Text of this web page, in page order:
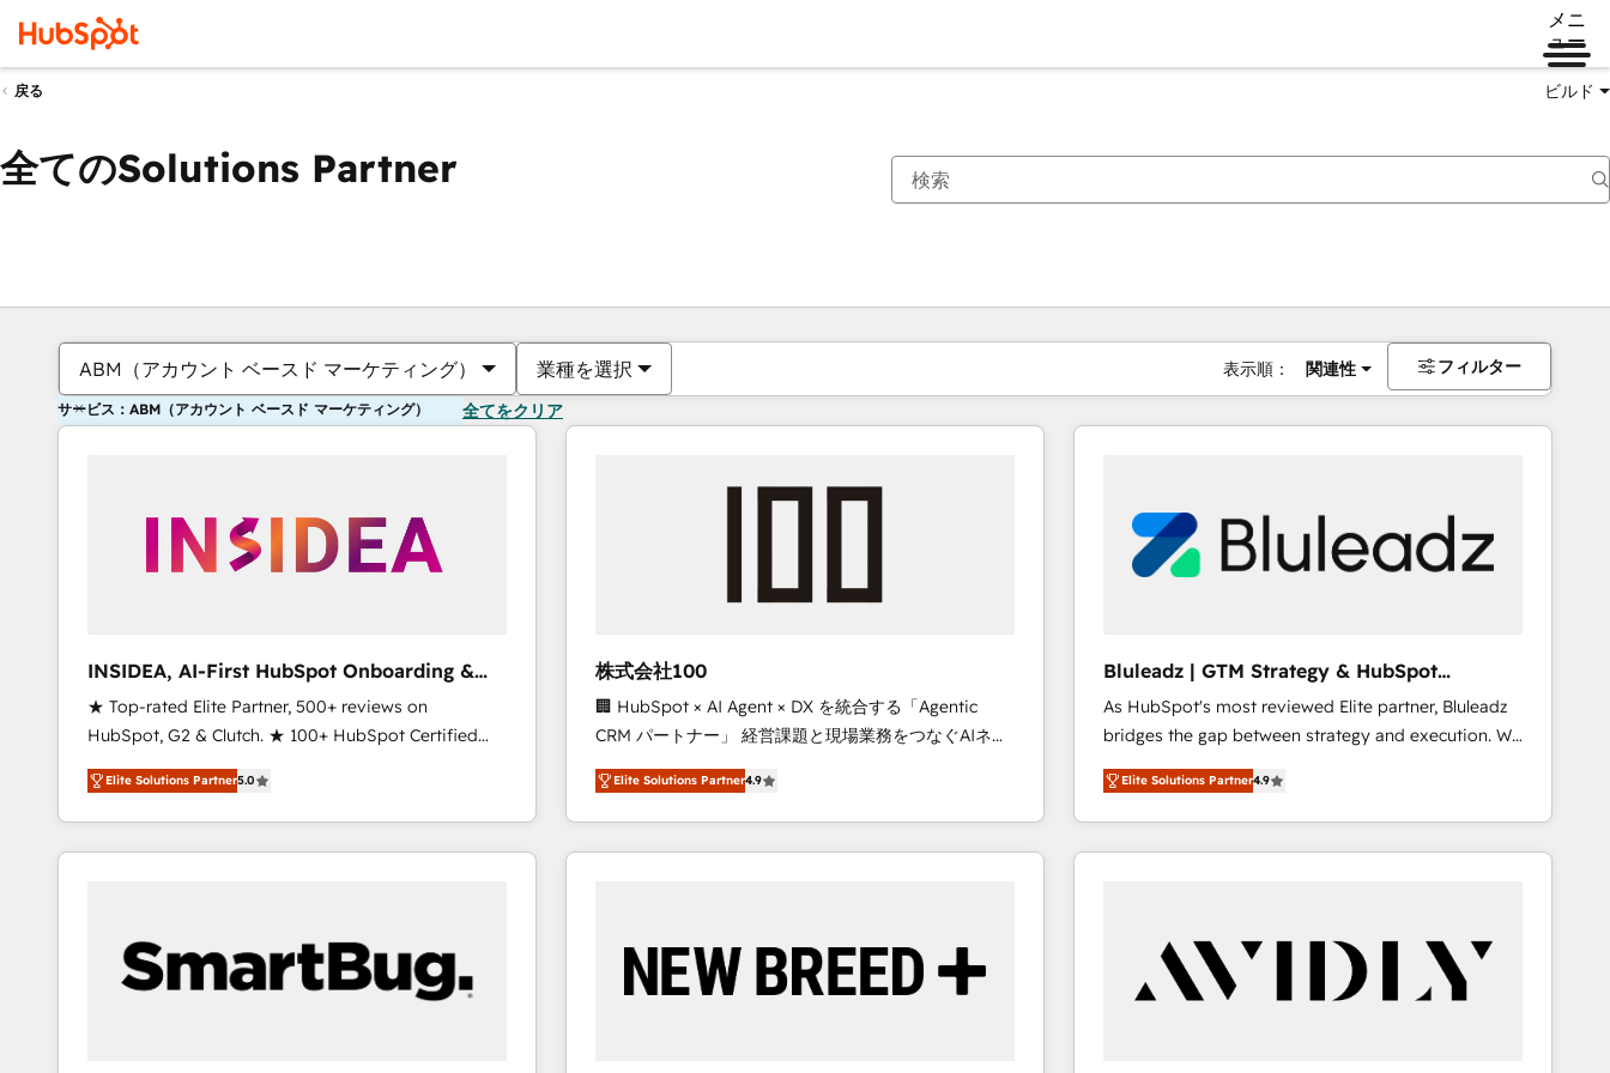
メニ
ュー
戻る ビルド
全てのSolutions Partner
ABM（アカウント ベースド マーケティング） 業種を選択 表示順： 関連性 フィルター
サービス：ABM（アカウント ベースド マーケティング） 全てをクリア
INSIDEA, AI-First HubSpot Onboarding &
RevOps
★ Top-rated Elite Partner, 500+ reviews on
HubSpot, G2 & Clutch. ★ 100+ HubSpot Certified
Experts & Trainers across the team ★ 1,500+
implementations across five continents ★ AI-First,
RevOps-led, Onboarding obsessed ★ Company of
the Year 2024/25 INSIDEA helps growing companies
workflows that drive adoption from week one, in
your time zone. What we do ➤ Onboarding: Live in
weeks, with workflows built around your business,
Elite Solutions Partner5.0
株式会社100
🏢 HubSpot × AI Agent × DX を統合する「Agentic
CRM パートナー」 経営課題と現場業務をつなぐAIネイ
ティブ・エージェンシーとして、HubSpot Eliteの実装
力で顧客フロント業務を再設計します。 💡 100inc は何
をする会社か？ HubSpotを共通基盤に、AIエージェン
トを組み込んだ顧客フロント業務（マーケティング・営
を、CRMを軸とした全社共通基盤に再構築します。意
思決定者・PMO・現場担当者に並走します。 1️⃣
Elite Solutions Partner4.9
Bluleadz | GTM Strategy & HubSpot
Implementation
As HubSpot's most reviewed Elite partner, Bluleadz
bridges the gap between strategy and execution. We
don't just "set up tools" — we install the GTM
Operating System (GTM OS) to align your leadership
and engineer a portal that drives predictable
revenue velocity. 🚀 GTM Strategy & Alignment
"accelerating a mess." ⚙️ Elite Engineering & AI
Scalable Architecture: Zero-technical-debt setup
across all Hubs, validated by our 7 HubSpot
Elite Solutions Partner4.9
現在の場所ページ
ページページページページページページページページページページ